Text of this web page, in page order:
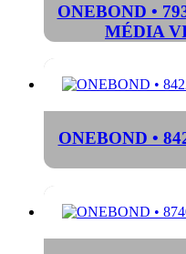
ONEBOND •
MÉDIA
ONEBOND •